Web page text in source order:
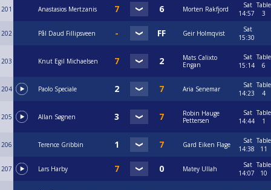
201 Anastasios Mertzanis Morten Rakfjord
Sat
14:57
Table
3
202 Pål Daud Fillipsveen Geir Holmqvist
Sat
15:30
203 Knut Egil Michaelsen
Mats Calixto
Engan
Sat
15:14
Table
6
204 Paolo Speciale Aria Senemar
Sat
14:23
Table
4
205 Allan Søgnen
Robin Hauge
Pettersen
Sat
14:44
Table
1
206 Terence Gribbin Gard Eiken Flage
Sat
14:38
Table
11
207 Lars Harby Matey Ullah
Sat
14:07
Table
10